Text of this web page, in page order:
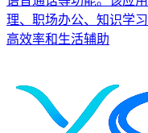
理、职场办公、知识学
高效率和生活辅助